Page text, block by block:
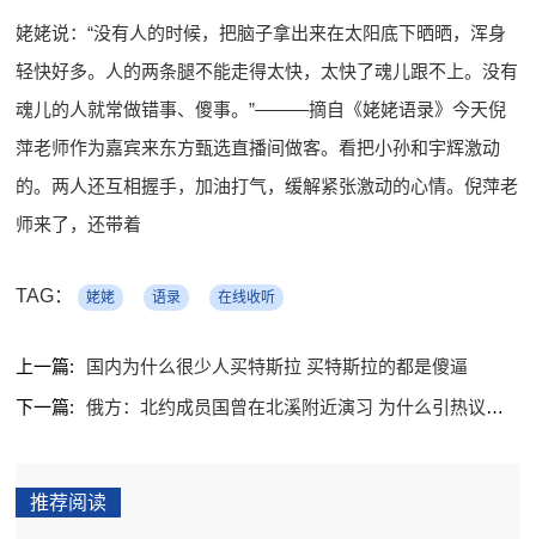
姥姥说：“没有人的时候，把脑子拿出来在太阳底下晒晒，浑身
轻快好多。人的两条腿不能走得太快，太快了魂儿跟不上。没有
魂儿的人就常做错事、傻事。”———摘自《姥姥语录》今天倪
萍老师作为嘉宾来东方甄选直播间做客。看把小孙和宇辉激动
的。两人还互相握手，加油打气，缓解紧张激动的心情。倪萍老
师来了，还带着
TAG： 姥姥 语录 在线收听
上一篇:
国内为什么很少人买特斯拉 买特斯拉的都是傻逼
下一篇:
俄方：北约成员国曾在北溪附近演习 为什么引热议究竟是怎么回事？
推荐阅读